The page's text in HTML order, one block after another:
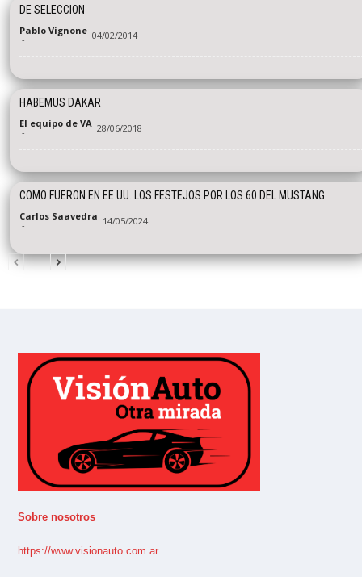
DE SELECCION
Pablo Vignone
- 04/02/2014
HABEMUS DAKAR
El equipo de VA
- 28/06/2018
COMO FUERON EN EE.UU. LOS FESTEJOS POR LOS 60 DEL MUSTANG
Carlos Saavedra
- 14/05/2024
Sobre nosotros
https://www.visionauto.com.ar